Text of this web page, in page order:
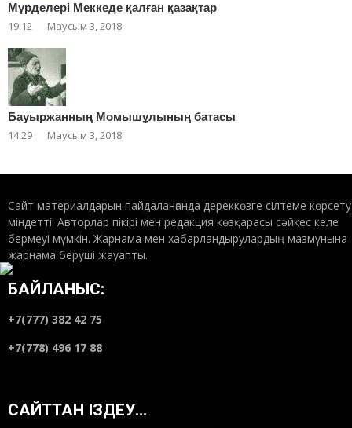
Мүрделері Меккеде қалған қазақтар
19:12 Маусым 3, 2018
Бауыржанның Момышұлының батасы
14:29 Маусым 3, 2018
Сайт материалдарын пайдаланғанда дереккөзге сілтеме көрсету
міндетті. Авторлар пікірі мен редакция көзқарасы сәйкес келе
бермеуі мүмкін. Жарнама мен хабарландырулардың мазмұнына
жарнама беруші жауапты.
БАЙЛАНЫС:
+7(777) 382 42 75
+7(778) 496 17 88
САЙТТАН ІЗДЕУ…